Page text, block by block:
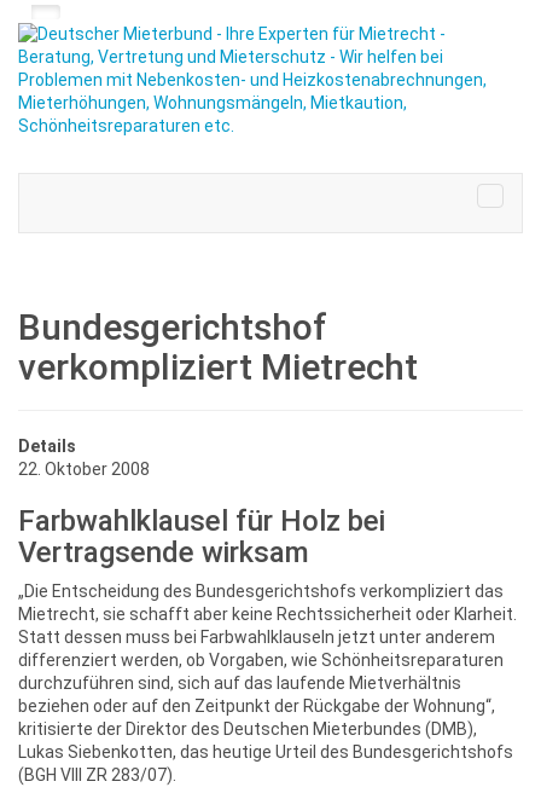
Bundesgerichtshof
verkompliziert Mietrecht
Details
22. Oktober 2008
Farbwahlklausel für Holz bei
Vertragsende wirksam
„Die Entscheidung des Bundesgerichtshofs verkompliziert das
Mietrecht, sie schafft aber keine Rechtssicherheit oder Klarheit.
Statt dessen muss bei Farbwahlklauseln jetzt unter anderem
differenziert werden, ob Vorgaben, wie Schönheitsreparaturen
durchzuführen sind, sich auf das laufende Mietverhältnis
beziehen oder auf den Zeitpunkt der Rückgabe der Wohnung“,
kritisierte der Direktor des Deutschen Mieterbundes (DMB),
Lukas Siebenkotten, das heutige Urteil des Bundesgerichtshofs
(BGH VIII ZR 283/07).